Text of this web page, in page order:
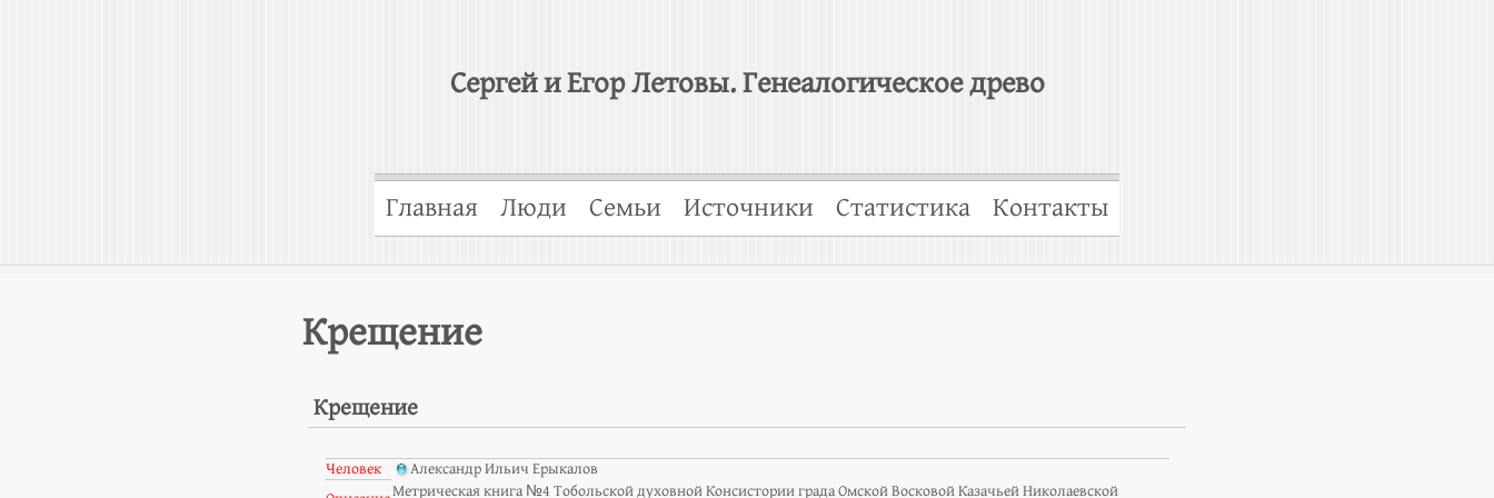
Сергей и Егор Летовы. Генеалогическое древо
Главная Люди Семьи Источники Статистика Контакты
Крещение
Крещение
Человек
Александр Ильич Ерыкалов
Метрическая книга №4 Тобольской духовной Консистории града Омской Восковой Казачьей Николаевской